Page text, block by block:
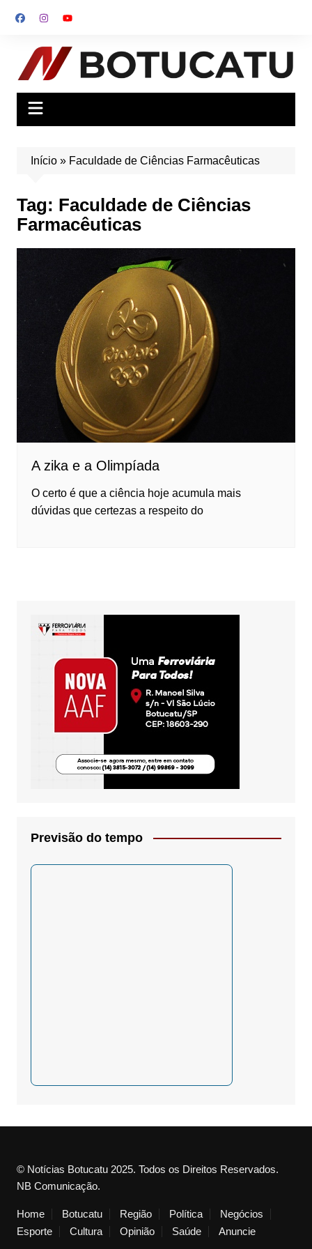
para
conteúdo
Início» Faculdade de Ciências Farmacêuticas
Tag: Faculdade de Ciências
Farmacêuticas
A zika e a Olimpíada
O certo é que a ciência hoje acumula mais
dúvidas que certezas a respeito do
Previsão do tempo
© Notícias Botucatu 2025. Todos os Direitos Reservados.
NB Comunicação.
Home Botucatu Região Política
Negócios
Esporte
Cultura Opinião Saúde Anuncie